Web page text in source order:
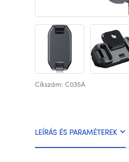
Cikszám: C035A
LEÍRÁS ÉS PARAMÉTEREK